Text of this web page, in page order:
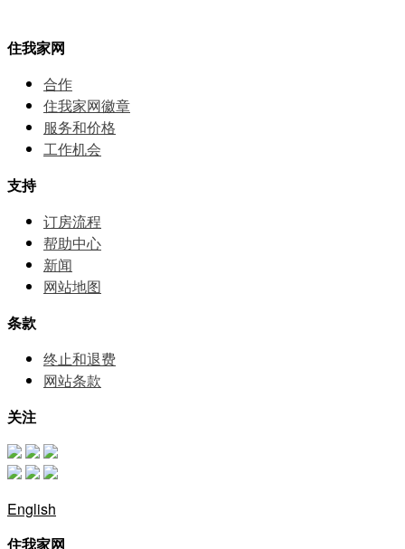
住我家网
合作
住我家网徽章
服务和价格
⼯作机会
支持
订房流程
帮助中⼼
新闻
网站地图
条款
终止和退费
网站条款
关注
English
住我家网